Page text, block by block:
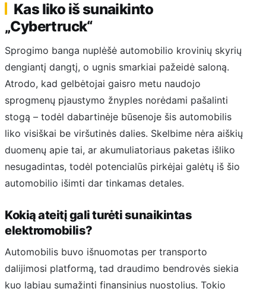
Kas liko iš sunaikinto
„Cybertruck“
Sprogimo banga nuplėšė automobilio krovinių skyrių
dengiantį dangtį, o ugnis smarkiai pažeidė saloną.
Atrodo, kad gelbėtojai gaisro metu naudojo
sprogmenų pjaustymo žnyples norėdami pašalinti
stogą – todėl dabartinėje būsenoje šis automobilis
liko visiškai be viršutinės dalies. Skelbime nėra aiškių
duomenų apie tai, ar akumuliatoriaus paketas išliko
nesugadintas, todėl potencialūs pirkėjai galėtų iš šio
automobilio išimti dar tinkamas detales.
Kokią ateitį gali turėti sunaikintas
elektromobilis?
Automobilis buvo išnuomotas per transporto
dalijimosi platformą, tad draudimo bendrovės siekia
kuo labiau sumažinti finansinius nuostolius. Tokio